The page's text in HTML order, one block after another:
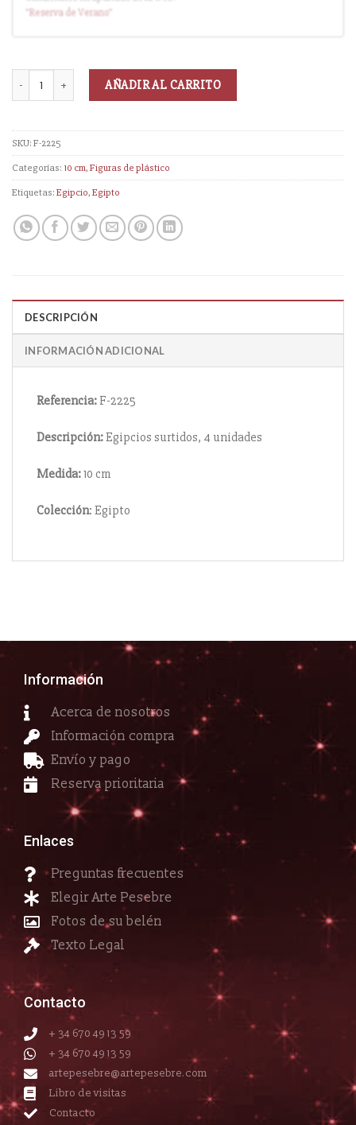
"Reservade Verano"
AÑADIR AL CARRITO
SKU:F-2225
Categorías: 10 cm,Figuras de plástico
Etiquetas:Egipcio,Egipto
DESCRIPCIÓN
INFORMACIÓN ADICIONAL
Referencia: F-2225
Descripción:Egipcios surtidos, 4 unidades
Medida:10 cm
Colección: Egipto
Información
Acerca de nosotros
Información compra
Envío y pago
Reserva prioritaria
Enlaces
Preguntas frecuentes
Elegir Arte Pesebre
Fotos de su belén
Texto Legal
Contacto
+ 34 670 49 13 59
+ 34 670 49 13 59
artepesebre@artepesebre.com
Libro de visitas
Contacto